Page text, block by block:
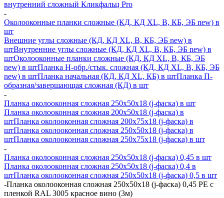
внутренний сложный Кликфальц Pro
-
Околооконные планки сложные (КД, КД XL, В, КБ, ЭБ new) в
шт
Внешние углы сложные (КД, КД XL, В, КБ, ЭБ new) в
штВнутренние углы сложные (КД, КД XL, В, КБ, ЭБ new) в
штОколооконные планки сложные (КД, КД XL, В, КБ, ЭБ
new) в штПланка H-обр./стык. сложная (КД, КД XL, В, КБ, ЭБ
new) в штПланка начальная (КД, КД XL, КБ) в штПланка П-
образная/завершающая сложная (КД) в шт
-
Планка околооконная сложная 250х50х18 (j-фаска) в шт
Планка околооконная сложная 200х50х18 (j-фаска) в
штПланка околооконная сложная 200х75х18 (j-фаска) в
штПланка околооконная сложная 250х50х18 (j-фаска) в
штПланка околооконная сложная 250х75х18 (j-фаска) в шт
-
Планка околооконная сложная 250х50х18 (j-фаска) 0,45 в шт
Планка околооконная сложная 250х50х18 (j-фаска) 0,4 в
штПланка околооконная сложная 250х50х18 (j-фаска) 0,5 в шт
-Планка околооконная сложная 250х50х18 (j-фаска) 0,45 PE с
пленкой RAL 3005 красное вино (3м)